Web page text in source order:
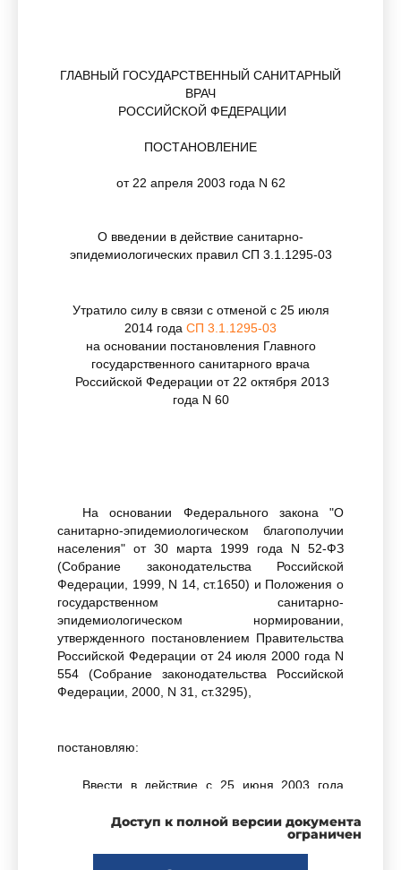
ГЛАВНЫЙ ГОСУДАРСТВЕННЫЙ САНИТАРНЫЙ
ВРАЧ
РОССИЙСКОЙ ФЕДЕРАЦИИ
ПОСТАНОВЛЕНИЕ
от 22 апреля 2003 года N 62
О введении в действие санитарно-
эпидемиологических правил СП 3.1.1295-03
Утратило силу в связи с отменой с 25 июля
2014 года СП 3.1.1295-03
на основании постановления Главного
государственного санитарного врача
Российской Федерации от 22 октября 2013
года N 60
На основании Федерального закона "О
санитарно-эпидемиологическом благополучии
населения" от 30 марта 1999 года N 52-ФЗ
(Собрание законодательства Российской
Федерации, 1999, N 14, ст.1650) и Положения о
государственном санитарно-
эпидемиологическом нормировании,
утвержденного постановлением Правительства
Российской Федерации от 24 июля 2000 года N
554 (Собрание законодательства Российской
Федерации, 2000, N 31, ст.3295),
постановляю:
Ввести в действие с 25 июня 2003 года
"Профилактика туберкулеза. СП 3.1.1295-03",
утвержденные Главным государственным
санитарным врачом Российской Федерации 18
Доступ к полной версии документа
ограничен